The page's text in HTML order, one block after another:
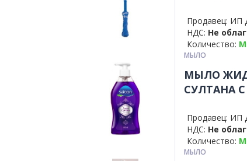
Продавец: ИП
НДС: Не
Количество:
МЫЛО
МЫЛО
СУЛТАНА
Продавец: ИП
НДС: Не
Количество:
МЫЛО